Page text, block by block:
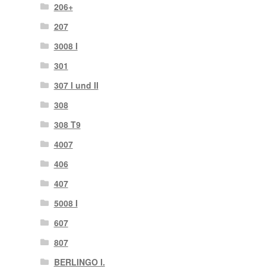
206+
207
3008 I
301
307 I und II
308
308 T9
4007
406
407
5008 I
607
807
BERLINGO I.